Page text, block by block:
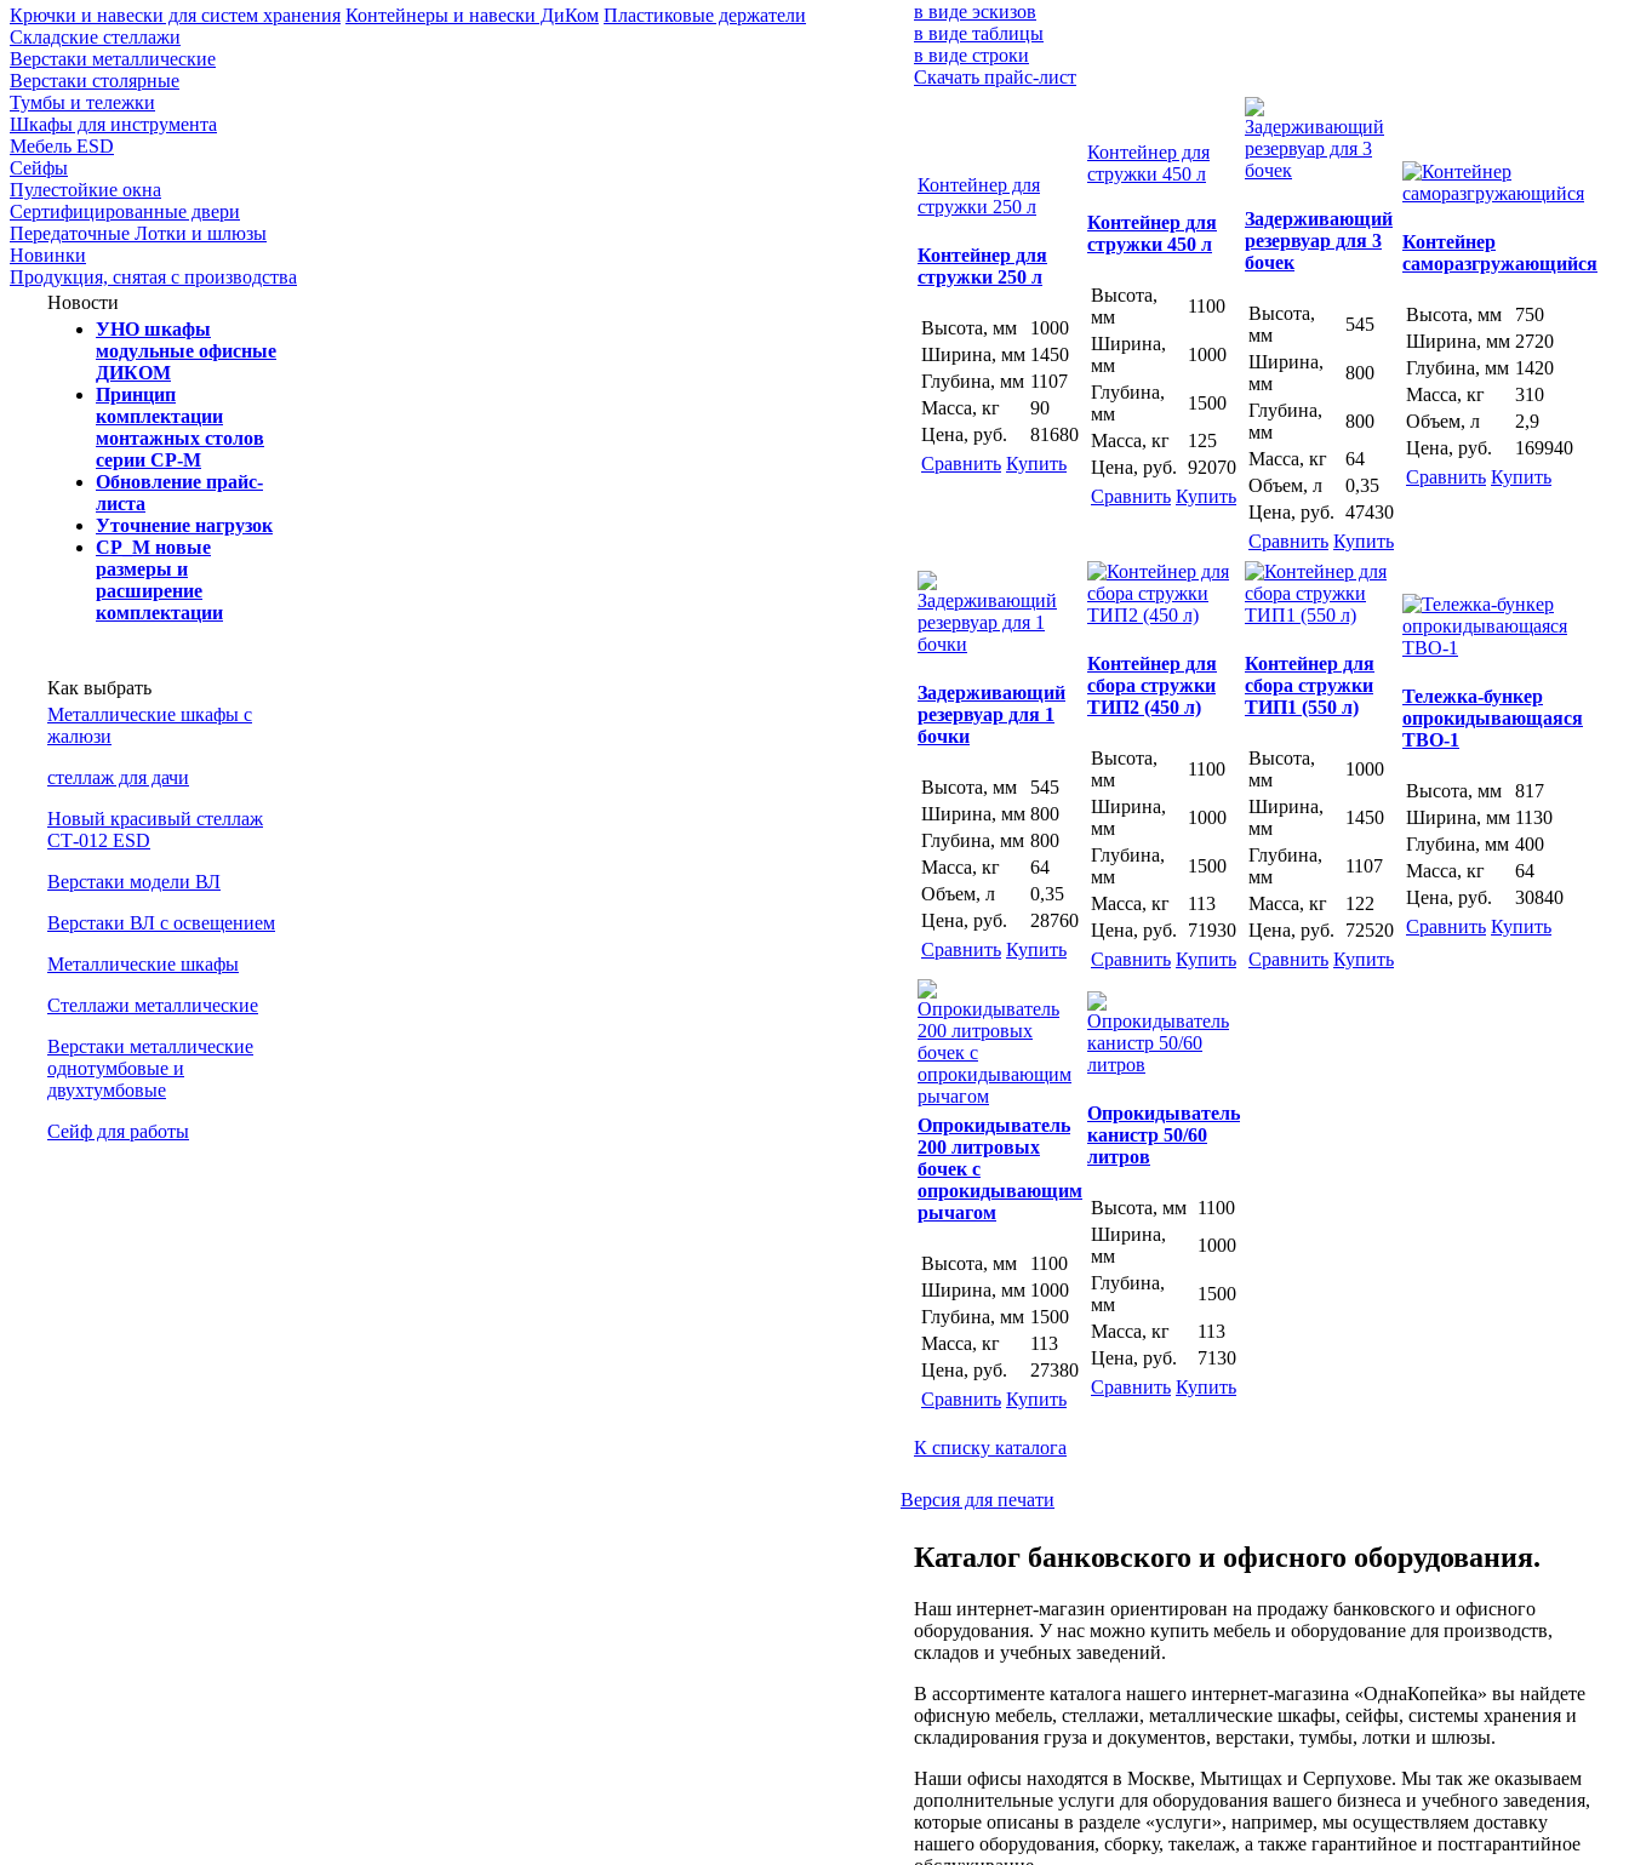
Крючки и навески для систем хранения Контейнеры и навески ДиКом Пластиковые держатели
Складские стеллажи
Верстаки металлические
Верстаки столярные
Тумбы и тележки
Шкафы для инструмента
Мебель ESD
Сейфы
Пулестойкие окна
Сертифицированные двери
Передаточные Лотки и шлюзы
Новинки
Продукция, снятая с производства
Новости
УНО шкафы
модульные офисные
ДИКОМ
Принцип
комплектации
монтажных столов
серии СР-М
Обновление прайс-
листа
Уточнение нагрузок
СР_М новые
размеры и
расширение
комплектации
Как выбрать
Металлические шкафы с
жалюзи
cтеллаж для дачи
Новый красивый стеллаж
СТ-012 ESD
Верстаки модели ВЛ
Верстаки ВЛ с освещением
Металлические шкафы
Стеллажи металлические
Верстаки металлические
однотумбовые и
двухтумбовые
Сейф для работы
в виде эскизов
в виде таблицы
в виде строки
Скачать прайс-лист
Контейнер для
стружки 250 л
Контейнер для
стружки 250 л
Высота, мм
1000
Ширина, мм 1450
Глубина, мм 1107
Масса, кг
90
Цена, руб.
81680
Сравнить Купить
Контейнер для
стружки 450 л
Контейнер для
стружки 450 л
Высота,
мм
1100
Ширина,
мм
1000
Глубина,
мм
1500
Масса, кг
125
Цена, руб. 92070
Сравнить Купить
Задерживающий
резервуар для 3
бочек
Высота,
мм
545
Ширина,
мм
800
Глубина,
мм
800
Масса, кг
64
Объем, л
0,35
Цена, руб. 47430
Сравнить Купить
Контейнер
саморазгружающийся
Высота, мм
750
Ширина, мм 2720
Глубина, мм 1420
Масса, кг
310
Объем, л
2,9
Цена, руб.
169940
Сравнить Купить
Задерживающий
резервуар для 1
бочки
Высота, мм
545
Ширина, мм 800
Глубина, мм 800
Масса, кг
64
Объем, л
0,35
Цена, руб.
28760
Сравнить Купить
Контейнер для
сбора стружки
ТИП2 (450 л)
Высота,
мм
1100
Ширина,
мм
1000
Глубина,
мм
1500
Масса, кг
113
Цена, руб.
71930
Сравнить Купить
Контейнер для
сбора стружки
ТИП1 (550 л)
Высота,
мм
1000
Ширина,
мм
1450
Глубина,
мм
1107
Масса, кг
122
Цена, руб.
72520
Сравнить Купить
Тележка-бункер
опрокидывающаяся
ТВО-1
Высота, мм
817
Ширина, мм 1130
Глубина, мм 400
Масса, кг
64
Цена, руб.
30840
Сравнить Купить
Опрокидыватель
200 литровых
бочек с
опрокидывающим
рычагом
Высота, мм
1100
Ширина, мм 1000
Глубина, мм 1500
Масса, кг
113
Цена, руб.
27380
Сравнить Купить
Опрокидыватель
канистр 50/60
литров
Высота, мм 1100
Ширина,
мм
1000
Глубина,
мм
1500
Масса, кг
113
Цена, руб.
7130
Сравнить Купить
К списку каталога
Версия для печати
Каталог банковского и офисного оборудования.
Наш интернет-магазин ориентирован на продажу банковского и офисного
оборудования. У нас можно купить мебель и оборудование для производств,
складов и учебных заведений.
В ассортименте каталога нашего интернет-магазина «ОднаКопейка» вы найдете
офисную мебель, стеллажи, металлические шкафы, сейфы, системы хранения и
складирования груза и документов, верстаки, тумбы, лотки и шлюзы.
Наши офисы находятся в Москве, Мытищах и Серпухове. Мы так же оказываем
дополнительные услуги для оборудования вашего бизнеса и учебного заведения,
которые описаны в разделе «услуги», например, мы осуществляем доставку
нашего оборудования, сборку, такелаж, а также гарантийное и постгарантийное